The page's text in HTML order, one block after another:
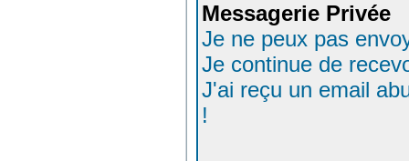
Messagerie Privée
Je ne peux pas
Je continue de
J'ai reçu un email
!